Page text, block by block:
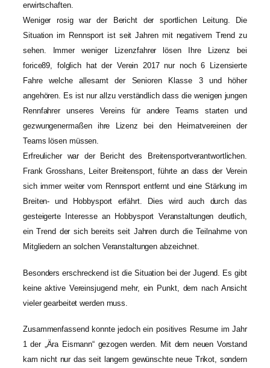
erwirtschaften.
Weniger rosig war der Bericht der sportlichen Leitung. Die
Situation im Rennsport ist seit Jahren mit negativem Trend zu
sehen. Immer weniger Lizenzfahrer lösen Ihre Lizenz bei
forice89, folglich hat der Verein 2017 nur noch 6 Lizensierte
Fahre welche allesamt der Senioren Klasse 3 und höher
angehören. Es ist nur allzu verständlich dass die wenigen jungen
Rennfahrer unseres Vereins für andere Teams starten und
gezwungenermaßen ihre Lizenz bei den Heimatvereinen der
Teams lösen müssen.
Erfreulicher war der Bericht des Breitensportverantwortlichen.
Frank Grosshans, Leiter Breitensport, führte an dass der Verein
sich immer weiter vom Rennsport entfernt und eine Stärkung im
Breiten- und Hobbysport erfährt. Dies wird auch durch das
gesteigerte Interesse an Hobbysport Veranstaltungen deutlich,
ein Trend der sich bereits seit Jahren durch die Teilnahme von
Mitgliedern an solchen Veranstaltungen abzeichnet.
Besonders erschreckend ist die Situation bei der Jugend. Es gibt
keine aktive Vereinsjugend mehr, ein Punkt, dem nach Ansicht
vieler gearbeitet werden muss.
Zusammenfassend konnte jedoch ein positives Resume im Jahr
1 der „Ära Eismann“ gezogen werden. Mit dem neuen Vorstand
kam nicht nur das seit langem gewünschte neue Trikot, sondern